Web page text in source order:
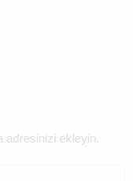
adresinizi ekleyin.